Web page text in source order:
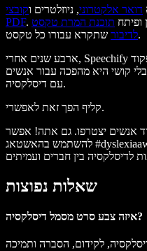
דואר אלקטרוני, ניוזלטרים וקובצי
PDF
ופיתח תוכנת המרת טקסט
לדיבורשתקרא עבורו כל טקסט.
ארבע שנים אחרי, Speechify נולדה. התוכנה עוזרת למיליונים בתפקוד
קושי היא מהפכה עבור אנשים
עם דיסלקסיה.
קליף הפך זאת לאפשרי.
אנשים יצטרפו. גם אתה! אפשר
להשתמש בהאשטאג #dyslexiaawarenessmonth ברשתות החברתיות
שאלות נפוצות
איזה צבע סרט מסמל דיסלקסיה?